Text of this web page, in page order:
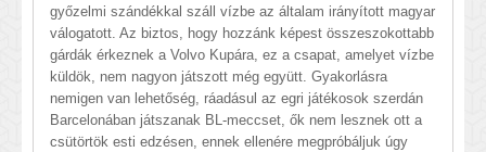
győzelmi szándékkal száll vízbe az általam irányított magyar
válogatott. Az biztos, hogy hozzánk képest összeszokottabb
gárdák érkeznek a Volvo Kupára, ez a csapat, amelyet vízbe
küldök, nem nagyon játszott még együtt. Gyakorlásra
nemigen van lehetőség, ráadásul az egri játékosok szerdán
Barcelonában játszanak BL-meccset, ők nem lesznek ott a
csütörtök esti edzésen, ennek ellenére megpróbáljuk úgy